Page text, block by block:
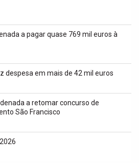
a pagar quase 769 mil euros à
despesa em mais de 42 mil euros
a retomar concurso de
São Francisco